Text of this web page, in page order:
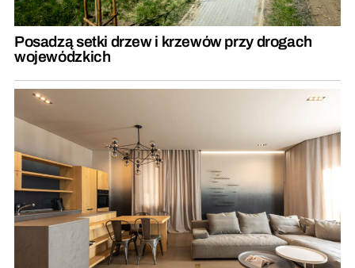
Posadzą setki drzew i krzewów przy drogach
wojewódzkich